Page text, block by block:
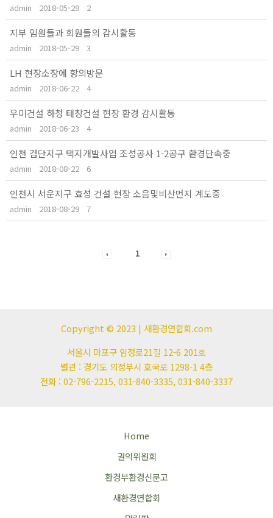
admin 2018-05-29 2
지부 임원들과 회원들의 감시활동
admin 2018-05-29 3
LH 현장소장에 항의방문
admin 2018-06-22 4
우미건설 하청 태창건설 현장 환경 감시활동
admin 2018-06-23 4
인천 검단지구 택지개발사업 조성공사 1-2공구 환경단속중
admin 2018-08-22 6
인천시 서운지구 효성 건설 현장 소음및비산먼지 계도중
admin 2018-08-29 7
1
Copyright © 2023 | 새환경연합회.com
서울시 마포구 임정로21길 12-6 201호
별관 : 경기도 의정부시 호국로 1298-1 4층
전화 : 02-796-2215, 031-840-3335, 031-840-3337
Home
권익위원회
환경부환경신문고
새환경연합회